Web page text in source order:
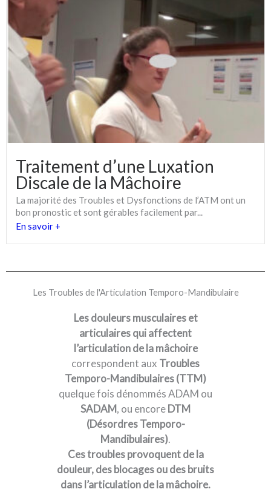
Traitement d’une Luxation
Discale de la Mâchoire
La majorité des Troubles et Dysfonctions de l’ATM ont un
bon pronostic et sont gérables facilement par...
En savoir +
Les Troubles de l'Articulation Temporo-Mandibulaire
Les douleurs musculaires et
articulaires qui affectent
l’articulation de la mâchoire
correspondent aux Troubles
Temporo-Mandibulaires (TTM)
quelque fois dénommés ADAM ou
SADAM, ou encoreDTM
(Désordres Temporo-
Mandibulaires).
Ces troubles provoquent de la
douleur, des blocages ou des bruits
dans l’articulation de la mâchoire.